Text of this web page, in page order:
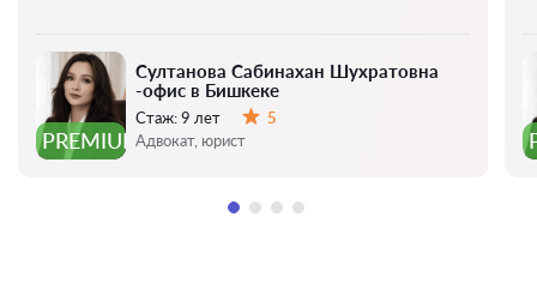
PREMIUM
Султанова Сабинахан Шухратовна
-офис в Бишкеке
Стаж:9 лет
Оценка:
5
Адвокат, юрист